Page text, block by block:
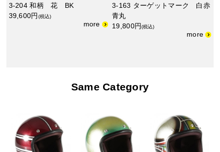
3-204 和柄 花 BK
39,600円 (税込)
3-163 ターゲットマーク 白赤
青丸
19,800円(税込)
Same Category